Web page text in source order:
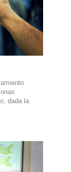
dada la